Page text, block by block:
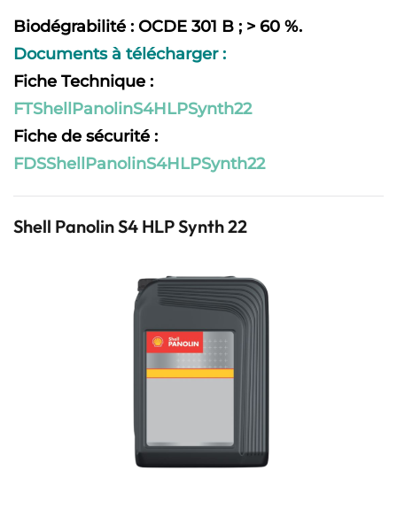
Biodégrabilité : OCDE 301 B ; > 60 %.
Documents à télécharger :
Fiche Technique :
FTShellPanolinS4HLPSynth22
Fiche de sécurité :
FDSShellPanolinS4HLPSynth22
Shell Panolin S4 HLP Synth 22